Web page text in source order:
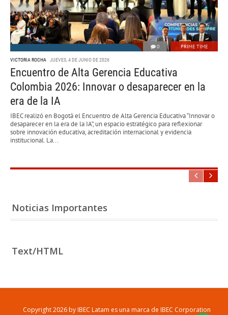
0 PRIME TIME
VICTORIA ROCHA JUEVES, 4 DE JUNIO DE 2026
Encuentro de Alta Gerencia Educativa
Colombia 2026: Innovar o desaparecer en la
era de la IA
IBEC realizó en Bogotá el Encuentro de Alta Gerencia Educativa “Innovar o
desaparecer en la era de la IA”, un espacio estratégico para reflexionar
sobre innovación educativa, acreditación internacional y evidencia
institucional. La...
Noticias Importantes
Text/HTML
Copyright 2026 by IBEC Latam es una marca de IBEC Corporation